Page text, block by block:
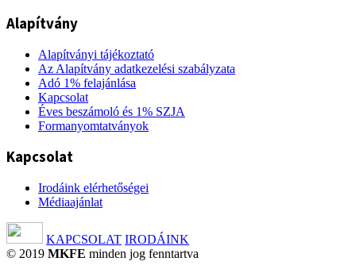
Alapítvány
Alapítványi tájékoztató
Az Alapítvány adatkezelési szabályzata
Adó 1% felajánlása
Kapcsolat
Éves beszámoló és 1% SZJA
Formanyomtatványok
Kapcsolat
Irodáink elérhetőségei
Médiaajánlat
KAPCSOLAT IRODÁINK
© 2019 MKFE minden jog fenntartva